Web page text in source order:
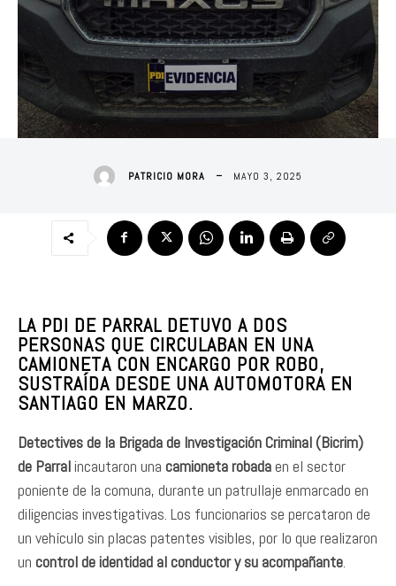
PATRICIO MORA MAYO 3, 2025
LA PDI DE PARRAL DETUVO A DOS
PERSONAS QUE CIRCULABAN EN UNA
CAMIONETA CON ENCARGO POR ROBO,
SUSTRAÍDA DESDE UNA AUTOMOTORA EN
SANTIAGO EN MARZO.
Detectives de la Brigada de Investigación Criminal (Bicrim)
de Parralincautaron una camioneta robadaen el sector
poniente de la comuna, durante un patrullaje enmarcado en
diligencias investigativas. Los funcionarios se percataron de
un vehículo sin placas patentes visibles, por lo que realizaron
un control de identidad al conductor y su acompañante